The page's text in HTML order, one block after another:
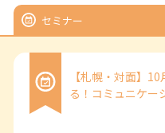
セミナー
【札幌・対面】
る！コミュニケー